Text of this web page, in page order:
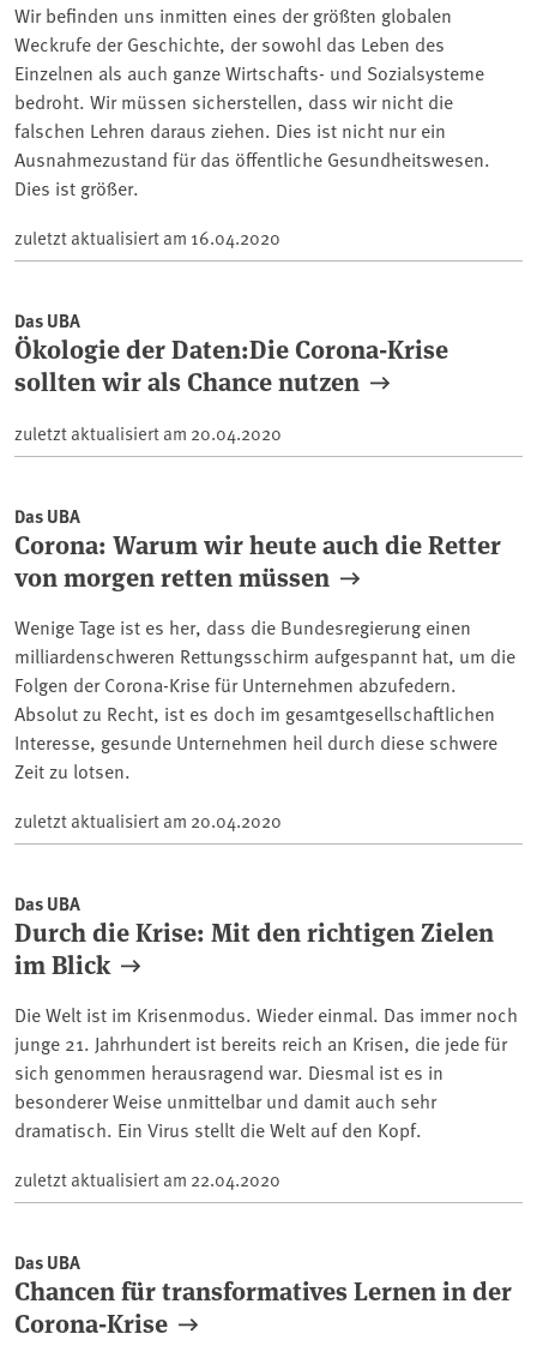
Wir befinden uns inmitten eines der größten globalen
Weckrufe der Geschichte, der sowohl das Leben des
Einzelnen als auch ganze Wirtschafts- und Sozialsysteme
bedroht. Wir müssen sicherstellen, dass wir nicht die
falschen Lehren daraus ziehen. Dies ist nicht nur ein
Ausnahmezustand für das öffentliche Gesundheitswesen.
Dies ist größer.
zuletzt aktualisiert am 16.04.2020
Das UBA
Ökologie der Daten:Die Corona-Krise
sollten wir als Chance nutzen
zuletzt aktualisiert am 20.04.2020
Das UBA
Corona: Warum wir heute auch die Retter
von morgen retten müssen
Wenige Tage ist es her, dass die Bundesregierung einen
milliardenschweren Rettungsschirm aufgespannt hat, um die
Folgen der Corona-Krise für Unternehmen abzufedern.
Absolut zu Recht, ist es doch im gesamtgesellschaftlichen
Interesse, gesunde Unternehmen heil durch diese schwere
Zeit zu lotsen.
zuletzt aktualisiert am 20.04.2020
Das UBA
Durch die Krise: Mit den richtigen Zielen
im Blick
Die Welt ist im Krisenmodus. Wieder einmal. Das immer noch
junge 21. Jahrhundert ist bereits reich an Krisen, die jede für
sich genommen herausragend war. Diesmal ist es in
besonderer Weise unmittelbar und damit auch sehr
dramatisch. Ein Virus stellt die Welt auf den Kopf.
zuletzt aktualisiert am 22.04.2020
Das UBA
Chancen für transformatives Lernen in der
Corona-Krise